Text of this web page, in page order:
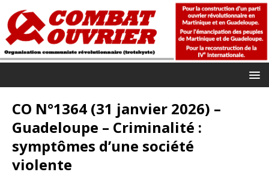
CO N°1364 (31 janvier 2026) –
Guadeloupe – Criminalité :
symptômes d’une société
violente